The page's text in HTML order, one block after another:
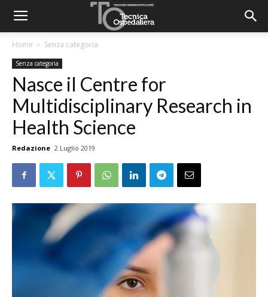
Home Senza categoria
Senza categoria
Nasce il Centre for
Multidisciplinary Research in
Health Science
Redazione 2 Luglio 2019